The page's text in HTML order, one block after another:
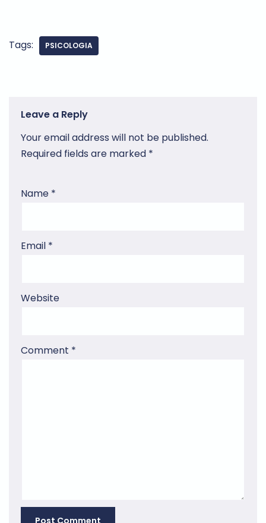
Tags: PSICOLOGIA
Leave a Reply
Your email address will not be published.
Required fields are marked *
Name *
Email *
Website
Comment *